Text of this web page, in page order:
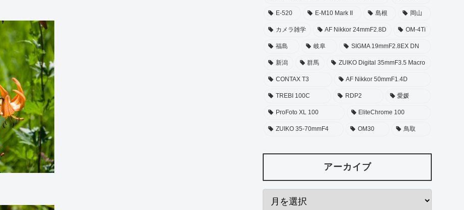
E-520 E-M10 Mark II 島根 岡山
カメラ雑学 AF Nikkor 24mmF2.8D OM-4Ti
福島 岐阜 SIGMA 19mmF2.8EX DN
新潟 群馬 ZUIKO Digital 35mmF3.5 Macro
CONTAX T3 AF Nikkor 50mmF1.4D
TREBI 100C RDP2 愛媛
ProFoto XL 100 EliteChrome 100
ZUIKO 35-70mmF4 OM30 鳥取
アーカイブ